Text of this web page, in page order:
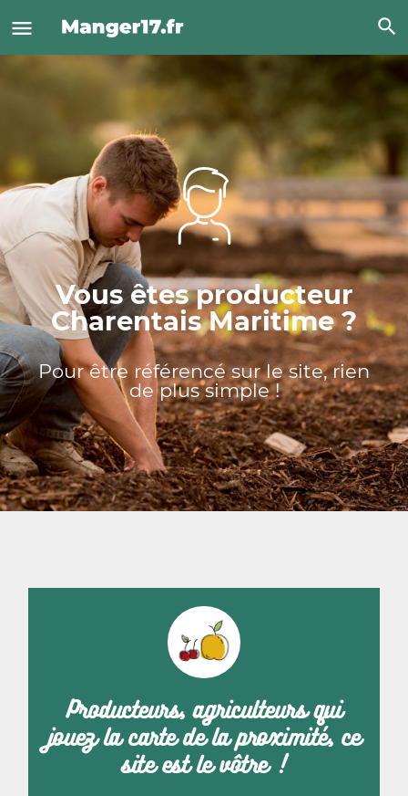
Vous êtes producteur
Charentais Maritime ?
Pour être référencé sur le site, rien
de plus simple !
Producteurs, agriculteurs qui
jouez la carte de la proximité, ce
site est le vôtre !